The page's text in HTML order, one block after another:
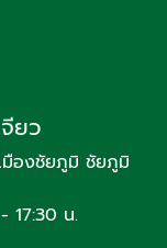
ยว
มืองชัยภูมิ ชัยภูมิ
17:30 น.